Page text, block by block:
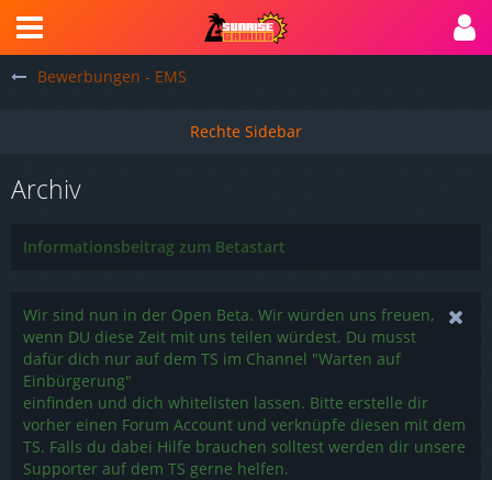
Bewerbungen - EMS
Archiv
Informationsbeitrag zum Betastart
Wir sind nun in der Open Beta. Wir würden uns freuen,
wenn DU diese Zeit mit uns teilen würdest. Du musst
dafür dich nur auf dem TS im Channel "Warten auf
Einbürgerung"
einfinden und dich whitelisten lassen. Bitte erstelle dir
vorher einen Forum Account und verknüpfe diesen mit dem
TS. Falls du dabei Hilfe brauchen solltest werden dir unsere
Supporter auf dem TS gerne helfen.